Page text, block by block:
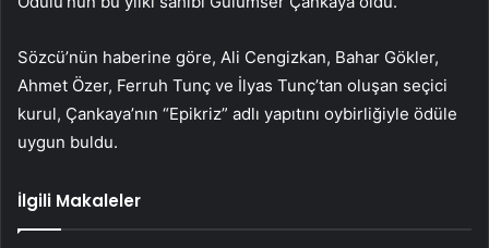
Sözcü’nün haberine göre, Ali Cengizkan, Bahar Gökler,
Ahmet Özer, Ferruh Tunç ve İlyas Tunç’tan oluşan seçici
kurul, Çankaya’nın “Epikriz” adlı yapıtını oybirliğiyle ödüle
uygun buldu.
İlgili Makaleler